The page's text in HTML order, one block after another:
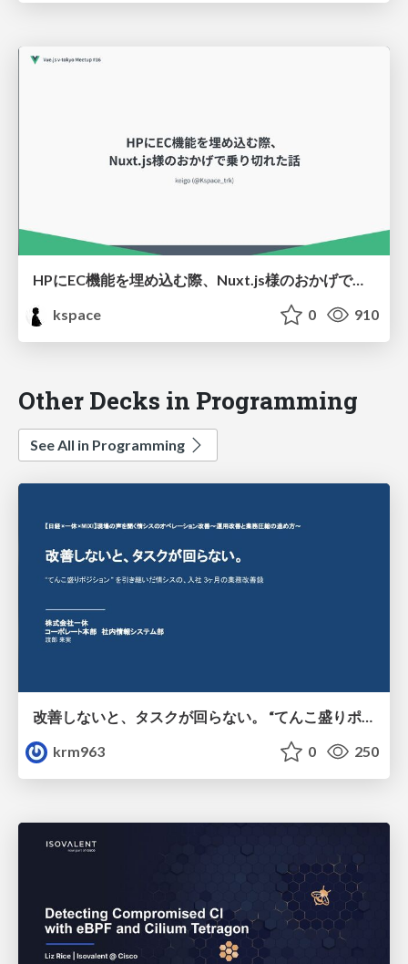
HPにEC機能を埋め込む際、Nuxt.js様のおかげで乗り切れた話
kspace
0 910
Other Decks in Programming
See All in Programming
改善しないと、タスクが回らない。 “てんこ盛りポジション” を引き継いだ情シスの、入社3ヶ月の業務改善録
krm963
0 250